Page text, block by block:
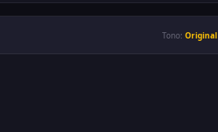
Tono: Original